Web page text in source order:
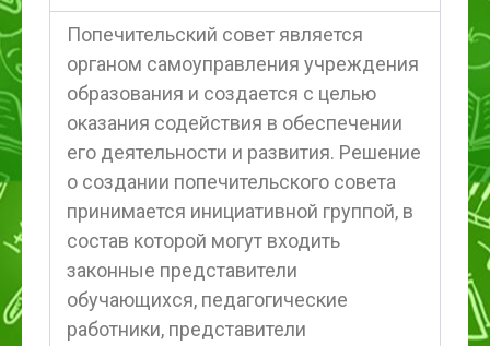
Попечительский совет является
органом самоуправления учреждения
образования и создается с целью
оказания содействия в обеспечении
его деятельности и развития. Решение
о создании попечительского совета
принимается инициативной группой, в
состав которой могут входить
законные представители
обучающихся, педагогические
работники, представители